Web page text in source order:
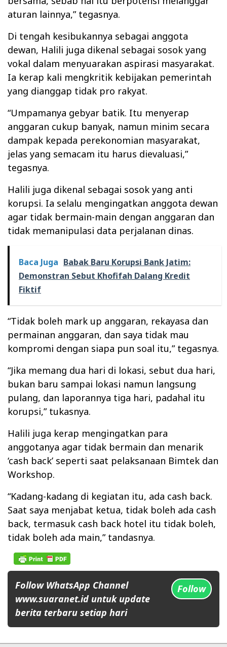
aturan lainnya,” tegasnya.
Di tengah kesibukannya sebagai anggota
dewan, Halili juga dikenal sebagai sosok yang
vokal dalam menyuarakan aspirasi masyarakat.
Ia kerap kali mengkritik kebijakan pemerintah
yang dianggap tidak pro rakyat.
“Umpamanya gebyar batik. Itu menyerap
anggaran cukup banyak, namun minim secara
dampak kepada perekonomian masyarakat,
jelas yang semacam itu harus dievaluasi,”
tegasnya.
Halili juga dikenal sebagai sosok yang anti
korupsi. Ia selalu mengingatkan anggota dewan
agar tidak bermain-main dengan anggaran dan
tidak memanipulasi data perjalanan dinas.
Baca Juga Babak Baru Korupsi Bank Jatim:
Demonstran Sebut Khofifah Dalang Kredit
Fiktif
“Tidak boleh mark up anggaran, rekayasa dan
permainan anggaran, dan saya tidak mau
kompromi dengan siapa pun soal itu,” tegasnya.
“Jika memang dua hari di lokasi, sebut dua hari,
bukan baru sampai lokasi namun langsung
pulang, dan laporannya tiga hari, padahal itu
korupsi,” tukasnya.
Halili juga kerap mengingatkan para
anggotanya agar tidak bermain dan menarik
‘cash back’ seperti saat pelaksanaan Bimtek dan
Workshop.
“Kadang-kadang di kegiatan itu, ada cash back.
Saat saya menjabat ketua, tidak boleh ada cash
back, termasuk cash back hotel itu tidak boleh,
tidak boleh ada main,” tandasnya.
Follow WhatsApp Channel
www.suaranet.id untuk update
berita terbaru setiap hari
Follow